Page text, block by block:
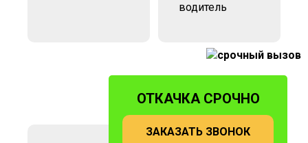
водитель
ОТКАЧКА СРОЧНО
ЗАКАЗАТЬ ЗВОНОК